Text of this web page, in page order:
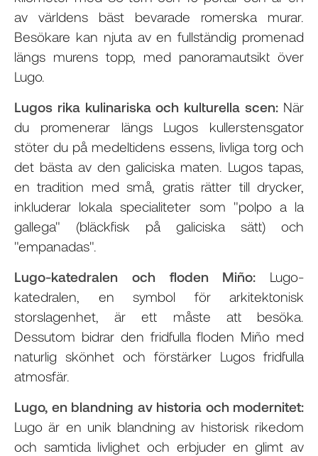
av världens bäst bevarade romerska murar.
Besökare kan njuta av en fullständig promenad
längs murens topp, med panoramautsikt över
Lugo.
Lugos rika kulinariska och kulturella scen: När
du promenerar längs Lugos kullerstensgator
stöter du på medeltidens essens, livliga torg och
det bästa av den galiciska maten. Lugos tapas,
en tradition med små, gratis rätter till drycker,
inkluderar lokala specialiteter som "polpo a la
gallega" (bläckfisk på galiciska sätt) och
"empanadas".
Lugo-katedralen och floden Miño: Lugo-
katedralen, en symbol för arkitektonisk
storslagenhet, är ett måste att besöka.
Dessutom bidrar den fridfulla floden Miño med
naturlig skönhet och förstärker Lugos fridfulla
atmosfär.
Lugo, en blandning av historia och modernitet:
Lugo är en unik blandning av historisk rikedom
och samtida livlighet och erbjuder en glimt av